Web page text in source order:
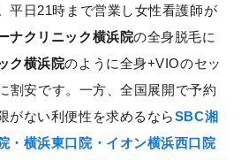
平日21時まで営業し女性看護師が
ナクリニック横浜院の全身脱毛に
ク横浜院のように全身+VIOのセッ
割安です。一方、全国展開で予約
がない利便性を求めるならSBC湘
・横浜東口院・イオン横浜西口院